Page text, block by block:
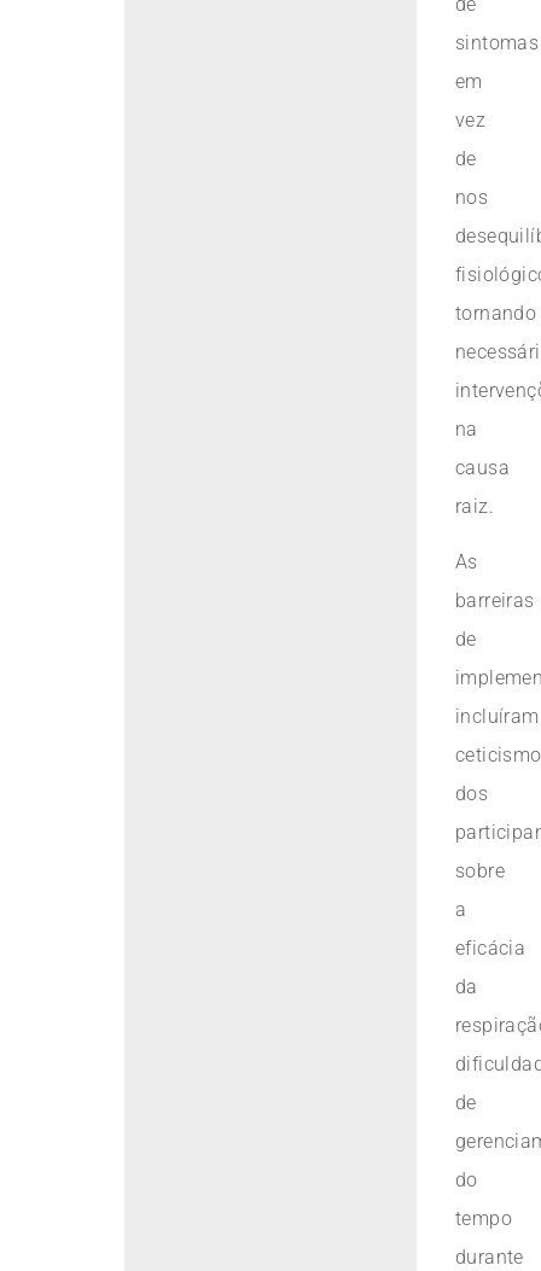
sintomas
em
vez
de
nos
tornando
na
causa
raiz.
As
barreiras
de
incluíram
ceticismo
dos
sobre
a
eficácia
da
de
do
tempo
durante